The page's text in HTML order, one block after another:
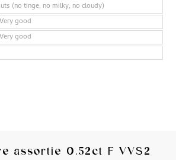
(no tinge, no milky, no cloudy)
good
good
assortie 0.52ct F VVS2